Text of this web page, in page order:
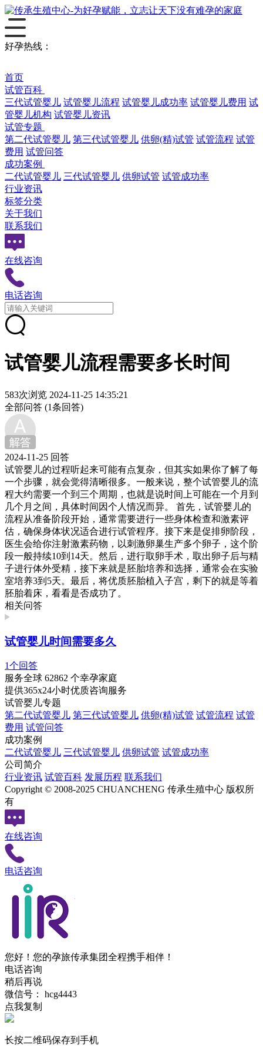
好孕热线：
首页
试管百科
三代试管婴儿 试管婴儿流程 试管婴儿成功率 试管婴儿费用 试
管婴儿机构 试管婴儿资讯
试管专题
第二代试管婴儿 第三代试管婴儿 供卵(精)试管 试管流程 试管
费用 试管问答
成功案例
二代试管婴儿 三代试管婴儿 供卵试管 试管成功率
行业资讯
标签分类
关于我们
联系我们
在线咨询
电话咨询
试管婴儿流程需要多长时间
583次浏览 2024-11-25 14:35:21
全部问答 (1条回答)
2024-11-25 回答
试管婴儿的过程听起来可能有点复杂，但其实如果你了解了每
一个步骤，就会觉得清晰很多。一般来说，整个试管婴儿的流
程大约需要一个到三个周期，也就是说时间上可能在一个月到
几个月之间，具体时间因个人情况而异。 首先，试管婴儿的
流程从准备阶段开始，通常需要进行一些身体检查和激素评
估，确保身体状况适合进行试管程序。接下来是促排卵阶段，
医生会给你注射激素药物，以刺激卵巢生产多个卵子，这个阶
段一般持续10到14天。然后，进行取卵手术，取出卵子后与精
子进行体外受精，接下来就是胚胎培养和选择，通常会在实验
室培养3到5天。最后，将优质胚胎植入子宫，剩下的就是等着
胚胎着床，看看是否成功了。
相关问答
试管婴儿时间需要多久
1个回答
服务全球 62862 个幸孕家庭
提供365x24小时优质咨询服务
试管婴儿专题
第二代试管婴儿 第三代试管婴儿 供卵(精)试管 试管流程 试管
费用 试管问答
成功案例
二代试管婴儿 三代试管婴儿 供卵试管 试管成功率
公司简介
行业资讯 试管百科 发展历程 联系我们
Copyright © 2008-2025 CHUANCHENG 传承生殖中心 版权所
有
在线咨询
电话咨询
您好！您的孕旅传承集团全程携手相伴！
电话咨询
稍后再说
微信号： hcg4443
点我复制
长按二维码保存到手机